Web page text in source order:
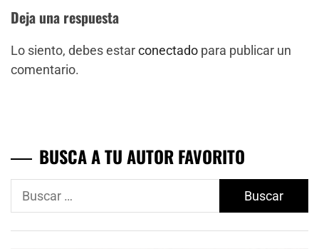
Deja una respuesta
Lo siento, debes estarconectado para publicar un
comentario.
BUSCA A TU AUTOR FAVORITO
Buscar: